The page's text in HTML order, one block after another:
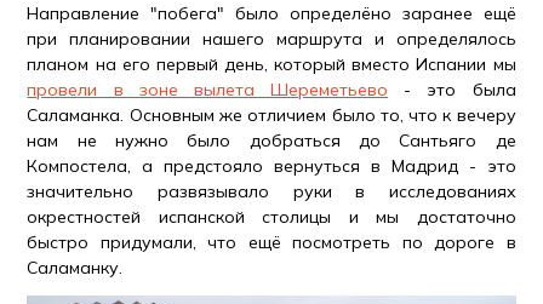
Направление "побега" было определёно заранее ещё
при планировании нашего маршрута и определялось
планом на его первый день, который вместо Испании мы
провели в зоне вылета Шереметьево - это была
Саламанка. Основным же отличием было то, что к вечеру
нам не нужно было добраться до Сантьяго де
Компостела, а предстояло вернуться в Мадрид - это
значительно развязывало руки в исследованиях
окрестностей испанской столицы и мы достаточно
быстро придумали, что ещё посмотреть по дороге в
Саламанку.